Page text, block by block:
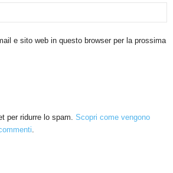
e sito web in questo browser per la prossima
per ridurre lo spam. Scopri come vengono
.